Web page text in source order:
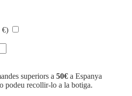
€)
superiors a 50€ a Espanya
podeu recollir-lo a la botiga.